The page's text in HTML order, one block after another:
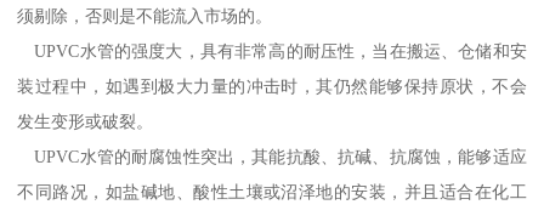
须剔除，否则是不能流入市场的。
UPVC水管的强度大，具有非常高的耐压性，当在搬运、仓储和安
装过程中，如遇到极大力量的冲击时，其仍然能够保持原状，不会
发生变形或破裂。
UPVC水管的耐腐蚀性突出，其能抗酸、抗碱、抗腐蚀，能够适应
不同路况，如盐碱地、酸性土壤或沼泽地的安装，并且适合在化工